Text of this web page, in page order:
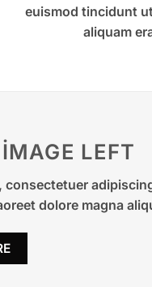
euismod tincidunt
aliquam
LEFT
consectetuer
dolore magna